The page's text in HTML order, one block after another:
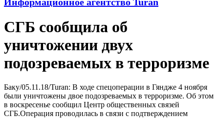
СГБ сообщила об
уничтожении двух
подозреваемых в терроризме
Баку/05.11.18/Turan: B ходе спецоперации в Гяндже 4 ноября
были уничтожены двое подозреваемых в терроризме. Об этом
в воскресенье сообщил Центр общественных связей
СГБ.Операция проводилась в связи с подтверждением